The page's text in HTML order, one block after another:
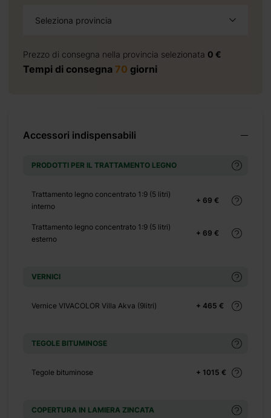
Seleziona provincia
Prezzo di consegna nella provincia selezionata 0 €
Tempi di consegna 70 giorni
Accessori indispensabili
PRODOTTI PER IL TRATTAMENTO LEGNO
+ 69 €
Trattamento legno concentrato 1:9 (5 litri)
interno
+ 69 €
Trattamento legno concentrato 1:9 (5 litri)
esterno
VERNICI
+ 465 €
Vernice VIVACOLOR Villa Akva (9litri)
TEGOLE BITUMINOSE
+ 1015 €
Tegole bituminose
COPERTURA IN LAMIERA ZINCATA
+ 0 €
+ 0 €
+ 0 €
+ 0 €
+ 0 €
+ 0 €
+ 500 €
+ 0 €
+ 0 €